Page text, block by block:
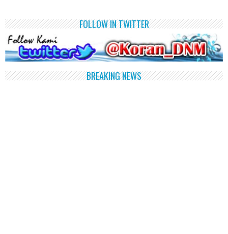
FOLLOW IN TWITTER
BREAKING NEWS